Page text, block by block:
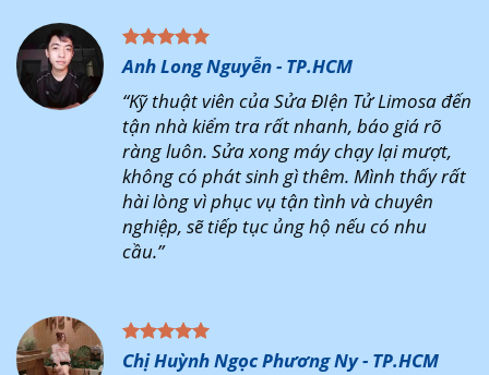
Anh Long Nguyễn - TP.HCM
“Kỹ thuật viên của Sửa ĐIện Tử Limosa đến
tận nhà kiểm tra rất nhanh, báo giá rõ
ràng luôn. Sửa xong máy chạy lại mượt,
không có phát sinh gì thêm. Mình thấy rất
hài lòng vì phục vụ tận tình và chuyên
nghiệp, sẽ tiếp tục ủng hộ nếu có nhu
cầu.”
Chị Huỳnh Ngọc Phương Ny - TP.HCM